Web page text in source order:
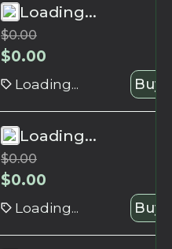
Loading...
$0.00
$0.00
Loading... Buy
Loading...
$0.00
$0.00
Loading... Buy